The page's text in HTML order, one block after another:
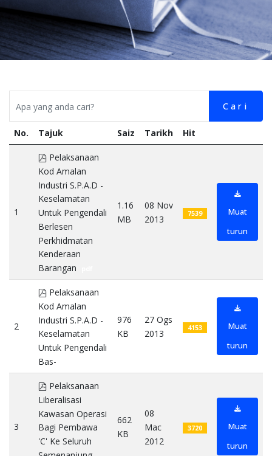
Cari
No. Tajuk Saiz Tarikh Hit
1
pdf
Pelaksanaan
Kod Amalan
Industri S.P.A.D -
Keselamatan
Untuk Pengendali
Berlesen
Perkhidmatan
Kenderaan
Barangan
1.16
MB
08 Nov
2013
7539
Muat
turun
2
pdf
Pelaksanaan
Kod Amalan
Industri S.P.A.D -
Keselamatan
Untuk Pengendali
Bas-
976
KB
27 Ogs
2013
4153
Muat
turun
3
pdf
Pelaksanaan
Liberalisasi
Kawasan Operasi
Bagi Pembawa
'C' Ke Seluruh
662
KB
08
Mac
2012
3720
Muat
turun